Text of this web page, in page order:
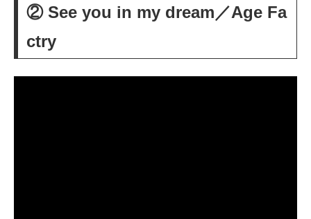
② See you in my dream／Age Fa
ctry